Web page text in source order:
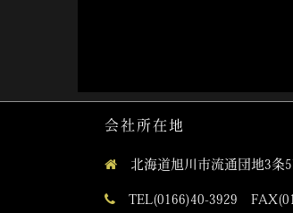
会社所在地
北海道旭川市流通団地3条
TEL(0166)40-3929